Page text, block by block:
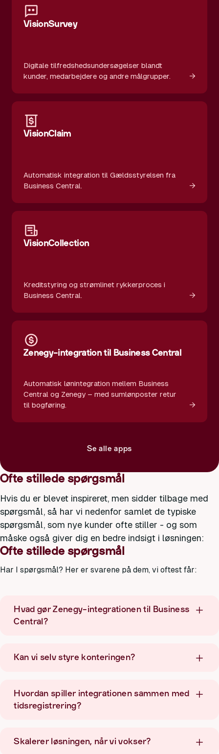
VisionSurvey
Digitale tilfredshedsundersøgelser blandt
kunder, medarbejdere og andre målgrupper.
→
VisionClaim
Automatisk integration til Gældsstyrelsen fra
Business Central.
→
VisionCollection
Kreditstyring og strømlinet rykkerproces i
Business Central.
→
Zenegy-integration til Business Central
Automatisk lønintegration mellem Business
Central og Zenegy – med sumlønposter retur
til bogføring.
→
Se alle apps
Ofte stillede spørgsmål
Hvis du er blevet inspireret, men sidder tilbage med
spørgsmål, så har vi nedenfor samlet de typiske
spørgsmål, som nye kunder ofte stiller - og som
måske også giver dig en bedre indsigt i løsningen:
Ofte stillede spørgsmål
Har I spørgsmål? Her er svarene på dem, vi oftest får:
Hvad gør Zenegy-integrationen til Business
Central?
Kan vi selv styre konteringen?
Hvordan spiller integrationen sammen med
tidsregistrering?
Skalerer løsningen, når vi vokser?